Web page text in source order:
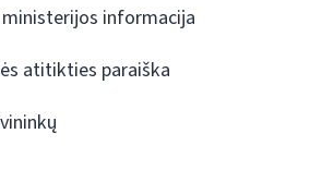
informacija
atitikties paraiška